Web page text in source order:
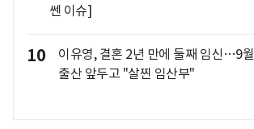
쎈 이슈]
10
이유영, 결혼 2년 만에 둘째 임신…9월
출산 앞두고 "살찐 임산부"